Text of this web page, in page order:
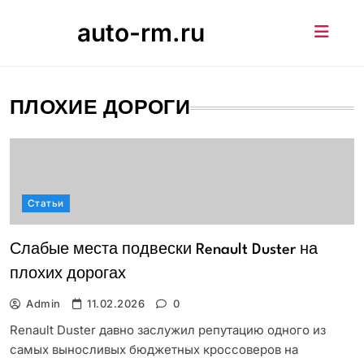
auto-rm.ru
ПЛОХИЕ ДОРОГИ
Статьи
Слабые места подвески Renault Duster на
плохих дорогах
Admin 11.02.2026 0
Renault Duster давно заслужил репутацию одного из
самых выносливых бюджетных кроссоверов на